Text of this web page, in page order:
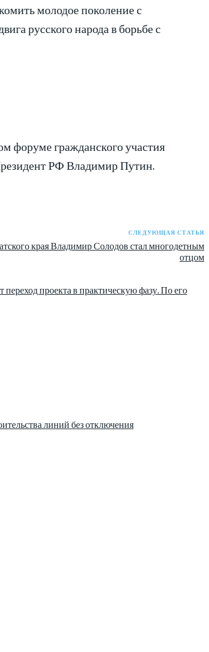
молодое поколение с
русского народа в борьбе с
форуме гражданского участия
РФ Владимир Путин.
СЛЕДУЮЩАЯ СТАТЬЯ
края Владимир Солодов стал многодетным
отцом
проекта в практическую фазу. По его
линий без отключения